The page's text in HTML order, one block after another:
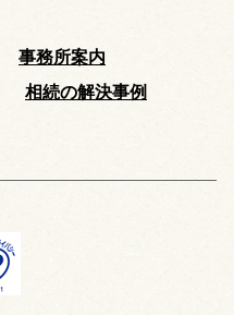
事務所案内
相続の解決事例